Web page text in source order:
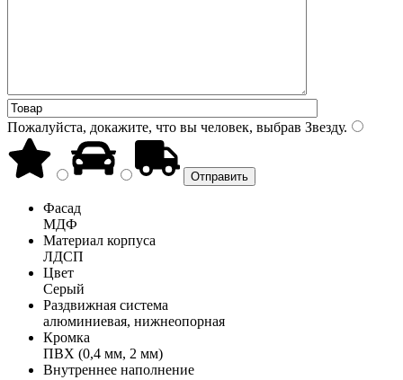
Пожалуйста, докажите, что вы человек, выбрав Звезду.
Фасад
МДФ
Материал корпуса
ЛДСП
Цвет
Серый
Раздвижная система
алюминиевая, нижнеопорная
Кромка
ПВХ (0,4 мм, 2 мм)
Внутреннее наполнение